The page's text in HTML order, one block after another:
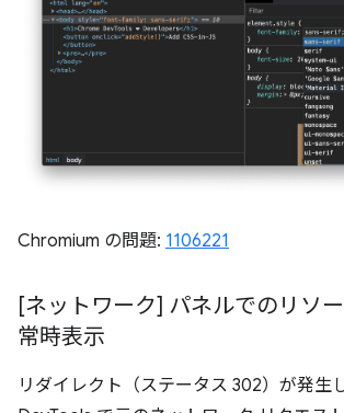
Chromium の問題: 1106221
[ネットワーク] パネルでのリソ
常時表示
リダイレクト（ステータス 302）が発生